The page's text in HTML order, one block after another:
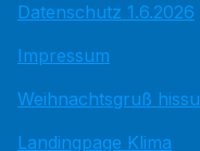
Datenschutz 1.6.2026
Impressum
Weihnachtsgruß hissu
Landingpage Klima